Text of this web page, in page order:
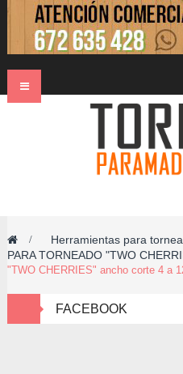
Navegación
> Herramientas para
PARA TORNEADO "TWO
"TWO CHERRIES" ancho corte 4 a
FACEBOOK